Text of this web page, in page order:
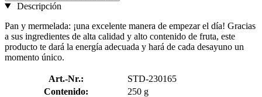
Descripción
Pan y mermelada: ¡una excelente manera de empezar el día! Gracias
a sus ingredientes de alta calidad y alto contenido de fruta, este
producto te dará la energía adecuada y hará de cada desayuno un
momento único.
Art.-Nr.:
STD-230165
Contenido:
250 g